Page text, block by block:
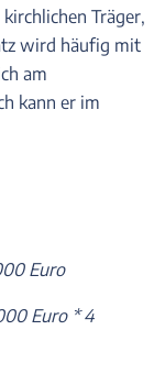
Träger,
wird häufig mit
am
kann er im
Euro
Euro * 4